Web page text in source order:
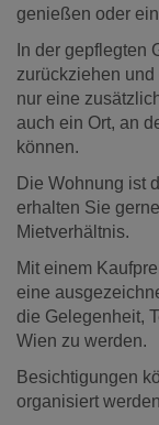
genießen oder
In der gepflegten
zurückziehen
nur eine
auch ein Ort, an
können.
Die Wohnung ist
erhalten Sie
Mietverhältnis.
Mit einem
eine
die Gelegenheit,
Wien zu werden.
Besichtigungen
organisiert